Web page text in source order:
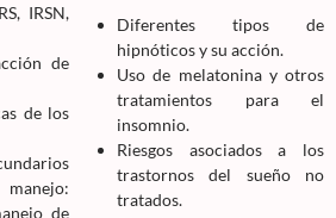
IRSN,
de
de los
de
Diferentes tipos de
hipnóticos y su acción.
Uso de melatonina y otros
tratamientos para el
insomnio.
Riesgos asociados a los
trastornos del sueño no
tratados.